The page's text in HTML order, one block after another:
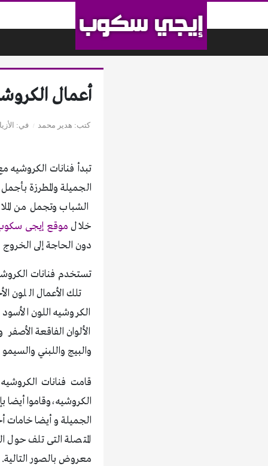
أعمال الكروشية
كتب هدير محمد في
تبدأ فنانات الكروشيه
الجميلة والمطرزة
خلال موقع إيجى
دون الحاجة إلى
تستخدم فنانات
تلك الأعمال اللون
الكروشيه اللون
الألوان الفاقعة
والبيج واللبني
قامت فنانات
الكروشيه،وقاموا
المتصلة التى تلف حول
معروض بالصور التالية.